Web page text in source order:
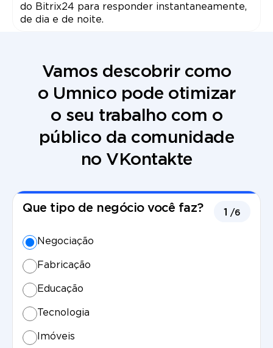
do Bitrix24 para responder instantaneamente,
de dia e de noite.
Vamos descobrir como
o Umnico pode otimizar
o seu trabalho com o
público da comunidade
no VKontakte
Que tipo de negócio você faz? 1 /6
Negociação
Fabricação
Educação
Tecnologia
Imóveis